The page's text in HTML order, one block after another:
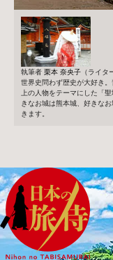
執筆者 栗本 奈央子 （ライタ
世界史問わず歴史が大好き
上の人物をテーマにした「
きなお城は熊本城、好きな
きます。